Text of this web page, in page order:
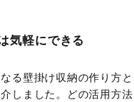
気軽にできる
る壁掛け収納の作り方
しました。どの活用方